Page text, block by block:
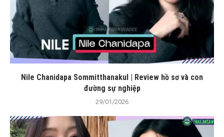
Nile Chanidapa Sommitthanakul | Review hồ sơ và con
đường sự nghiệp
29/01/2026